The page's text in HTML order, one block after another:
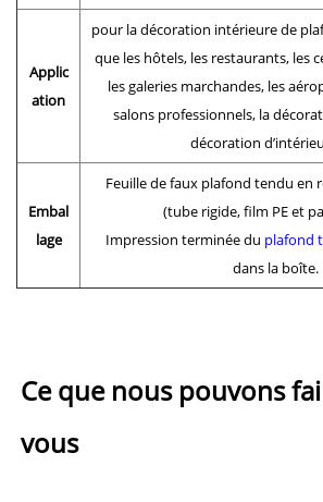
Applic
ation
pour la décoration intérieure de
que les hôtels, les restaurants, les
les galeries marchandes, les
salons professionnels, la
décoration
Embal
lage
Feuille de faux plafond tendu en
(tube rigide, film PE et
Impression terminée du plafond
dans la boîte.
Ce que nous pouvons
vous